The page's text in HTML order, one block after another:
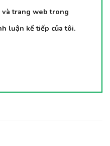
và trang web trong
luận kế tiếp của tôi.